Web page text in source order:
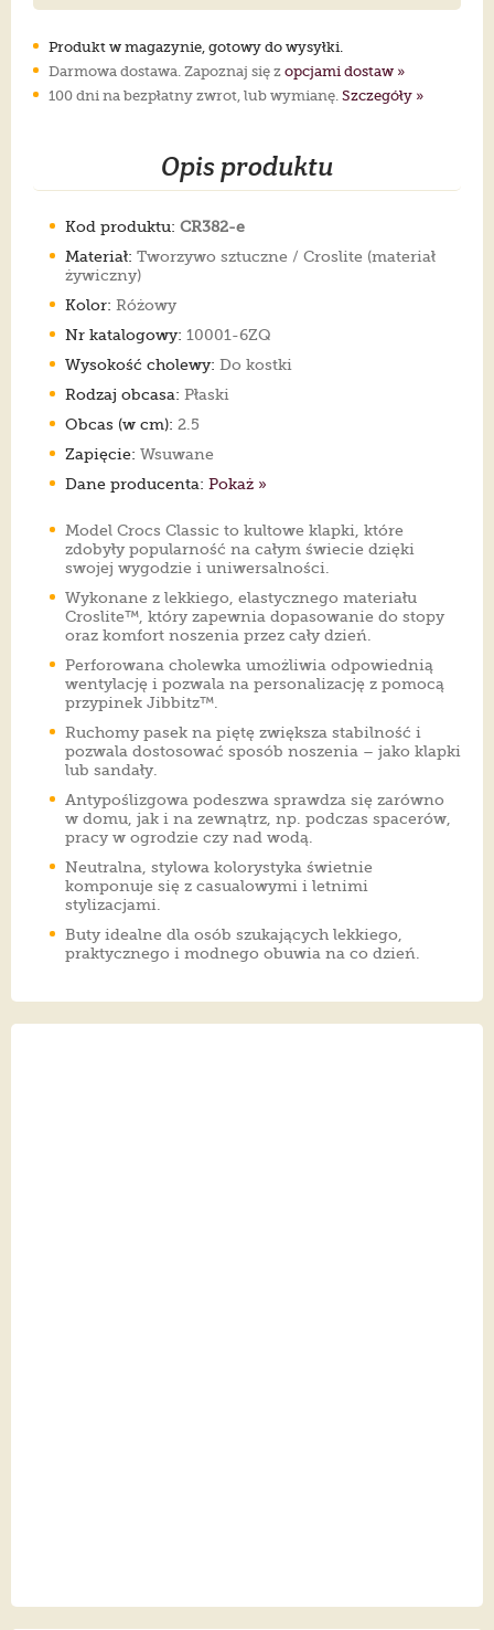
Produkt w magazynie, gotowy do wysyłki.
Darmowa dostawa. Zapoznaj się z opcjami dostaw »
100 dni na bezpłatny zwrot, lub wymianę. Szczegóły »
Opis produktu
Kod produktu: CR382-e
Materiał: Tworzywo sztuczne / Croslite (materiał
żywiczny)
Kolor: Różowy
Nr katalogowy: 10001-6ZQ
Wysokość cholewy: Do kostki
Rodzaj obcasa: Płaski
Obcas (w cm): 2.5
Zapięcie: Wsuwane
Dane producenta: Pokaż »
Model Crocs Classic to kultowe klapki, które
zdobyły popularność na całym świecie dzięki
swojej wygodzie i uniwersalności.
Wykonane z lekkiego, elastycznego materiału
Croslite™, który zapewnia dopasowanie do stopy
oraz komfort noszenia przez cały dzień.
Perforowana cholewka umożliwia odpowiednią
wentylację i pozwala na personalizację z pomocą
przypinek Jibbitz™.
Ruchomy pasek na piętę zwiększa stabilność i
pozwala dostosować sposób noszenia – jako klapki
lub sandały.
Antypoślizgowa podeszwa sprawdza się zarówno
w domu, jak i na zewnątrz, np. podczas spacerów,
pracy w ogrodzie czy nad wodą.
Neutralna, stylowa kolorystyka świetnie
komponuje się z casualowymi i letnimi
stylizacjami.
Buty idealne dla osób szukających lekkiego,
praktycznego i modnego obuwia na co dzień.